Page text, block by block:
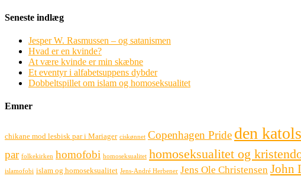
Seneste indlæg
Jesper W. Rasmussen – og satanismen
Hvad er en kvinde?
At være kvinde er min skæbne
Et eventyr i alfabetsuppens dybder
Dobbeltspillet om islam og homoseksualitet
Emner
chikane mod lesbisk par i Mariager ciskønnet Copenhagen Pride den
par folkekirken homofobi homoseksualitet homoseksualitet og
islamofobi islam og homoseksualitet Jens-André Herbener Jens Ole Christensen John